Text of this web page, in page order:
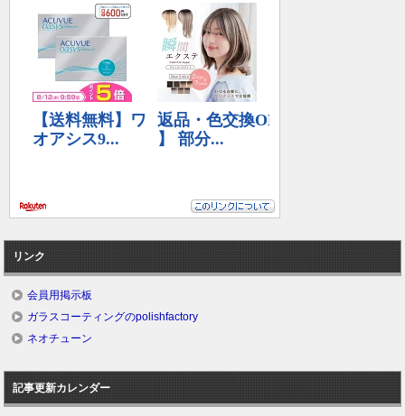
リンク
会員用掲示板
ガラスコーティングのpolishfactory
ネオチューン
記事更新カレンダー